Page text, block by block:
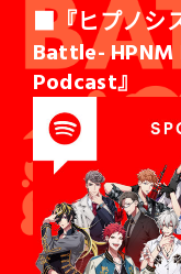
■『ヒプノシ
Battle-
Podcast』